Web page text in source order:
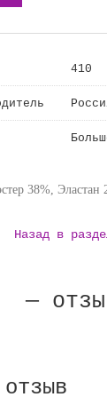
410
38%, Эластан
Назад в
—